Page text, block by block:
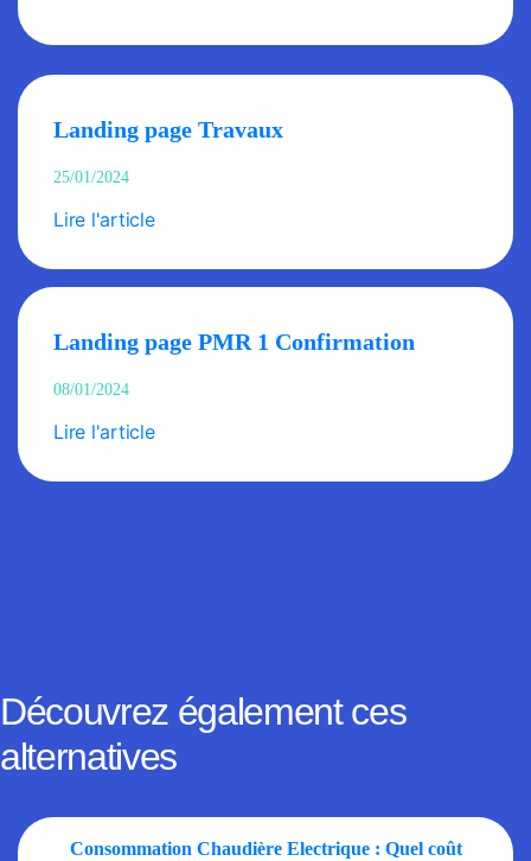
Landing page Travaux
25/01/2024
Lire l'article
Landing page PMR 1 Confirmation
08/01/2024
Lire l'article
Découvrez également ces
alternatives
Consommation Chaudière Electrique : Quel coût